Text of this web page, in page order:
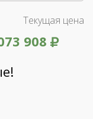
Текущая цена
908